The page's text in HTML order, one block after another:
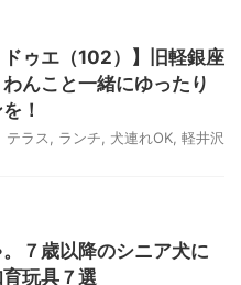
ドゥエ（102）】旧軽銀座
んこと一緒にゆったり
！
テラス ランチ 犬連れOK 軽井沢
７歳以降のシニア犬に
玩具７選